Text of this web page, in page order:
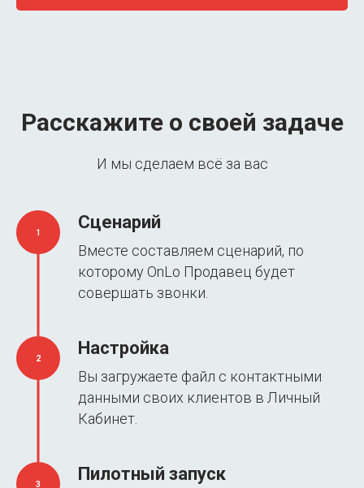
Расскажите о своей задаче
И мы сделаем всё за вас
1 Сценарий
Вместе составляем сценарий, по
которому OnLo Продавец будет
совершать звонки.
2 Настройка
Вы загружаете файл с контактными
данными своих клиентов в Личный
Кабинет.
3 Пилотный запуск